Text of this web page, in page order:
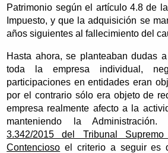
Patrimonio según el artículo 4.8 de
Impuesto, y que la adquisición se
años siguientes al fallecimiento del
Hasta ahora, se planteaban dudas
toda la empresa individual,
participaciones en entidades eran
por el contrario sólo era objeto de
empresa realmente afecto a la
manteniendo la Administración.
3.342/2015 del Tribunal
Contencioso el criterio a seguir es